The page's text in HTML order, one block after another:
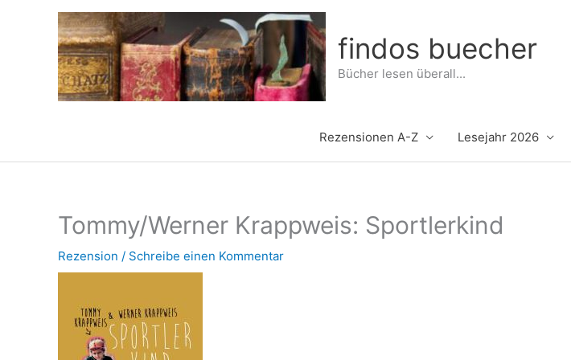
findos buecher
Bücher lesen überall...
Rezensionen A-Z Lesejahr 2026
Tommy/Werner Krappweis: Sportlerkind
Rezension / Schreibe einen Kommentar